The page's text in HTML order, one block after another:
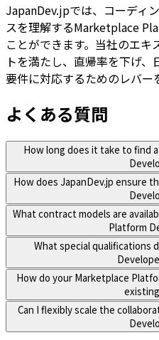
JapanDev.jpでは、コーディ
スを理解するMarketplace
ことができます。当社のエ
トを満たし、直帰率を下げ
要件に対応するためのレバー
よくある質問
How long does it take to find
How does JapanDev.jp ensure
What contract models are
Platform
What special qualifications
How do your Marketplace
Can I flexibly scale the